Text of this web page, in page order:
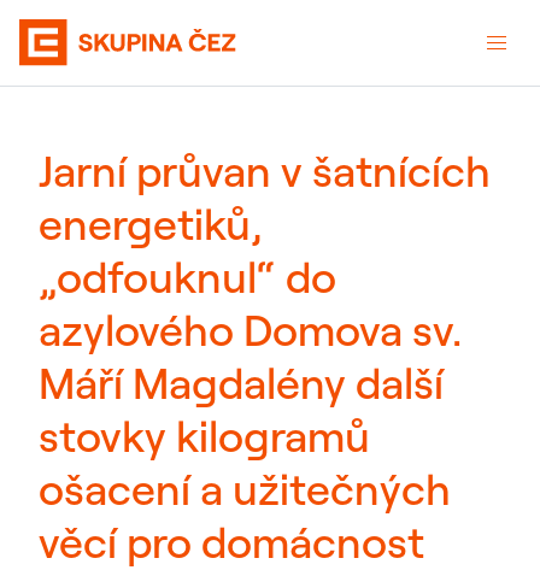
Jarní průvan v šatnících
energetiků,
„odfouknul“ do
azylového Domova sv.
Máří Magdalény další
stovky kilogramů
ošacení a užitečných
věcí pro domácnost